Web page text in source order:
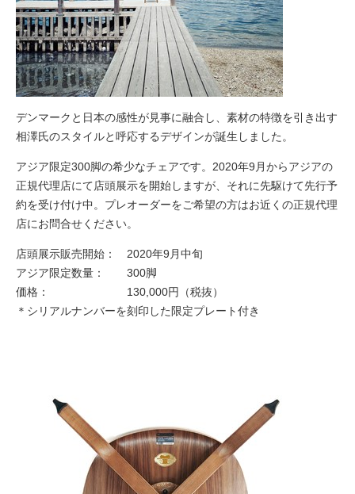
デンマークと日本の感性が見事に融合し、素材の特徴を引き出す
相澤氏のスタイルと呼応するデザインが誕生しました。
アジア限定300脚の希少なチェアです。2020年9月からアジアの
正規代理店にて店頭展示を開始しますが、それに先駆けて先行予
約を受け付け中。プレオーダーをご希望の方はお近くの正規代理
店にお問合せください。
店頭展示販売開始： 2020年9月中旬
アジア限定数量： 300脚
価格： 130,000円（税抜）
＊シリアルナンバーを刻印した限定プレート付き